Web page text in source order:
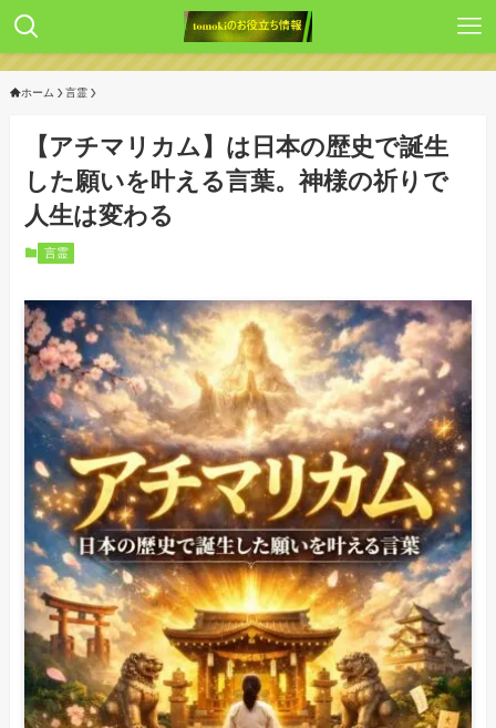
ホーム 言霊
【アチマリカム】は日本の歴史で誕生
した願いを叶える言葉。神様の祈りで
人生は変わる
言霊